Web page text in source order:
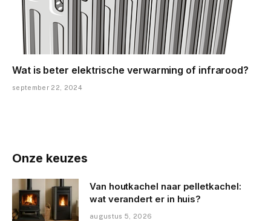
Wat is beter elektrische verwarming of infrarood?
september 22, 2024
Onze keuzes
Van houtkachel naar pelletkachel:
wat verandert er in huis?
augustus 5, 2026